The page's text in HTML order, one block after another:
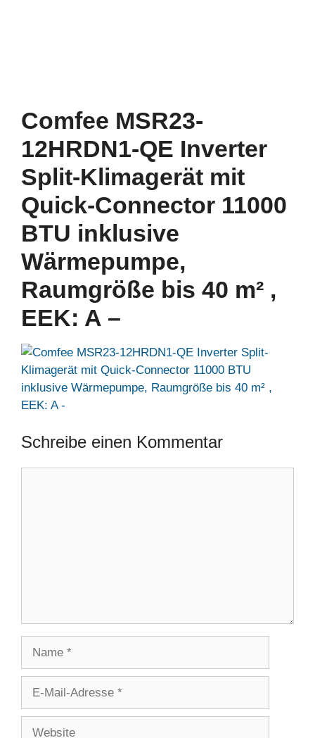
Comfee MSR23-
12HRDN1-QE Inverter
Split-Klimagerät mit
Quick-Connector 11000
BTU inklusive
Wärmepumpe,
Raumgröße bis 40 m² ,
EEK: A –
Schreibe einen Kommentar
Adresse